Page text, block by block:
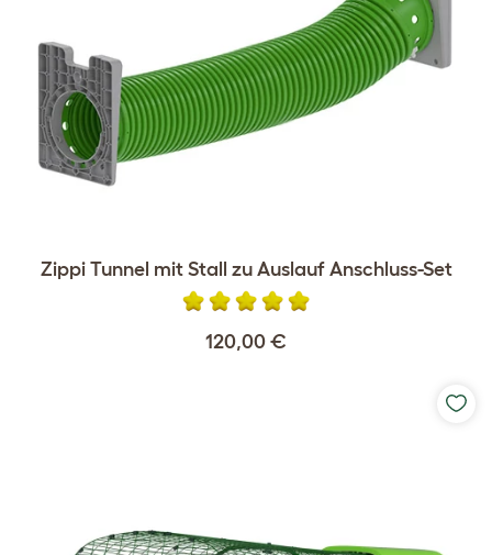
Zippi Tunnel mit Stall zu Auslauf Anschluss-Set
120,00 €